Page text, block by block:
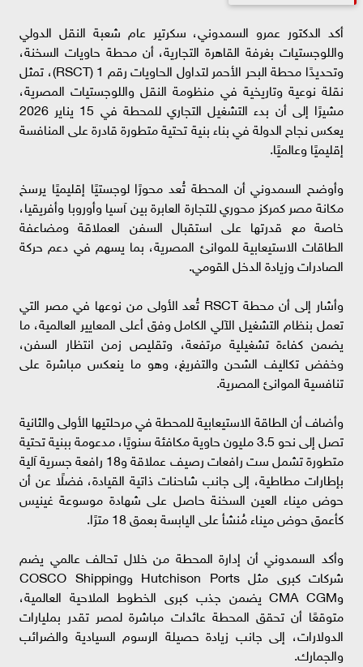
أكد الدكتور عمرو السمدوني، سكرتير عام شعبة النقل الدولي
واللوجستيات بغرفة القاهرة التجارية، أن محطة حاويات السخنة،
وتحديدًا محطة البحر الأحمر لتداول الحاويات رقم 1 (RSCT)، تمثل
نقلة نوعية وتاريخية في منظومة النقل واللوجستيات المصرية،
مشيرًا إلى أن بدء التشغيل التجاري للمحطة في 15 يناير 2026
يعكس نجاح الدولة في بناء بنية تحتية متطورة قادرة على المنافسة
إقليميًا وعالميًا.
وأوضح السمدوني أن المحطة تُعد محورًا لوجستيًا إقليميًا يرسخ
مكانة مصر كمركز محوري للتجارة العابرة بين آسيا وأوروبا وأفريقيا،
خاصة مع قدرتها على استقبال السفن العملاقة ومضاعفة
الطاقات الاستيعابية للموانئ المصرية، بما يسهم في دعم حركة
الصادرات وزيادة الدخل القومي.
وأشار إلى أن محطة RSCT تُعد الأولى من نوعها في مصر التي
تعمل بنظام التشغيل الآلي الكامل وفق أعلى المعايير العالمية، ما
يضمن كفاءة تشغيلية مرتفعة، وتقليص زمن انتظار السفن،
وخفض تكاليف الشحن والتفريغ، وهو ما ينعكس مباشرة على
تنافسية الموانئ المصرية.
وأضاف أن الطاقة الاستيعابية للمحطة في مرحلتيها الأولى والثانية
تصل إلى نحو 3.5 مليون حاوية مكافئة سنويًا، مدعومة ببنية تحتية
متطورة تشمل ست رافعات رصيف عملاقة و18 رافعة جسرية آلية
بإطارات مطاطية، إلى جانب شاحنات ذاتية القيادة، فضلًا عن أن
حوض ميناء العين السخنة حاصل على شهادة موسوعة غينيس
كأعمق حوض ميناء مُنشأ على اليابسة بعمق 18 مترًا.
وأكد السمدوني أن إدارة المحطة من خلال تحالف عالمي يضم
شركات كبرى مثل Hutchison Ports وCOSCO Shipping
وCMA CGM يضمن جذب كبرى الخطوط الملاحية العالمية،
متوقعًا أن تحقق المحطة عائدات مباشرة لمصر تقدر بمليارات
الدولارات، إلى جانب زيادة حصيلة الرسوم السيادية والضرائب
والجمارك.